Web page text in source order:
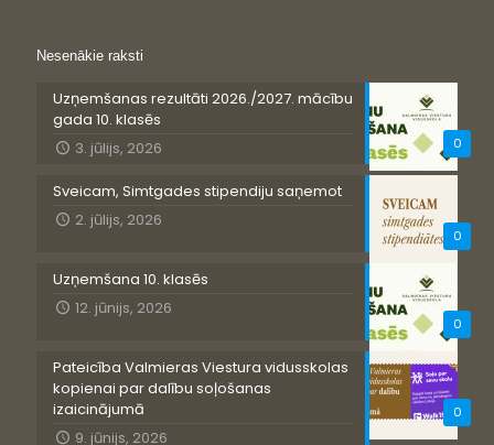
Nesenākie raksti
0
Uzņemšanas rezultāti 2026./2027. mācību
gada 10. klasēs
3. jūlijs, 2026
0
Sveicam, Simtgades stipendiju saņemot
2. jūlijs, 2026
0
Uzņemšana 10. klasēs
12. jūnijs, 2026
0
Pateicība Valmieras Viestura vidusskolas
kopienai par dalību soļošanas
izaicinājumā
9. jūnijs, 2026